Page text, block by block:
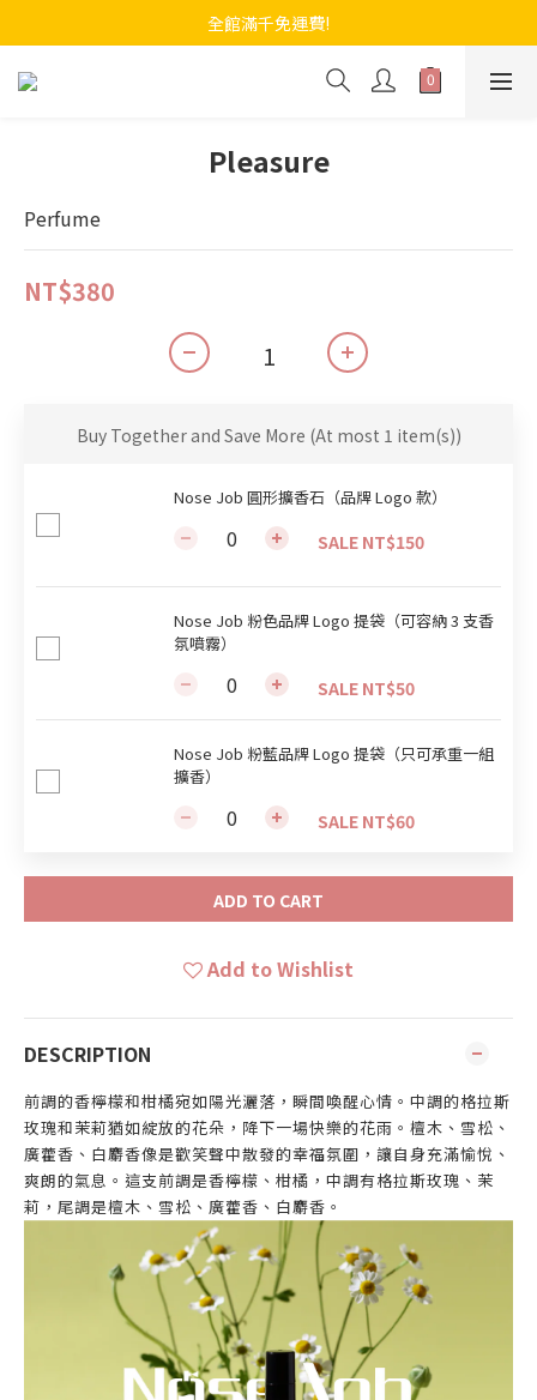
全館滿千免運費!
Pleasure
Perfume
NT$380
Buy Together and Save More (At most 1 item(s))
Nose Job 圓形擴香石（品牌 Logo 款）
SALE NT$150
Nose Job 粉色品牌 Logo 提袋（可容納 3 支香
氛噴霧）
SALE NT$50
Nose Job 粉藍品牌 Logo 提袋（只可承重一組
擴香）
SALE NT$60
ADD TO CART
Add to Wishlist
DESCRIPTION
前調的香檸檬和柑橘宛如陽光灑落，瞬間喚醒心情。中調的格拉斯
玫瑰和茉莉猶如綻放的花朵，降下一場快樂的花雨。檀木、雪松、
廣藿香、白麝香像是歡笑聲中散發的幸福氛圍，讓自身充滿愉悅、
爽朗的氣息。這支前調是香檸檬、柑橘，中調有格拉斯玫瑰、茉
莉，尾調是檀木、雪松、廣藿香、白麝香。